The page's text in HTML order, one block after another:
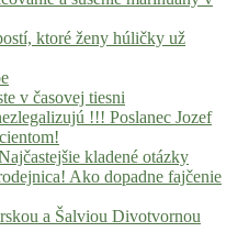
ktoré ženy húličky už
v časovej tiesni
!!! Poslanec Jozef
kladené otázky
Ako dopadne fajčenie
a Šalviou Divotvornou